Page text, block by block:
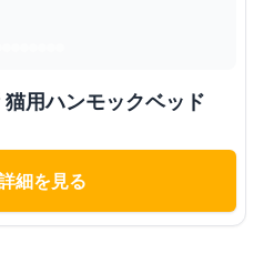
用ハンモックベッド
細を見る